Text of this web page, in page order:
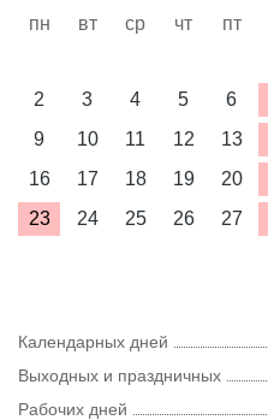
пн вт ср чт пт
2
3 4 5 6
9
10 11 12 13
16
17 18 19 20
23
24 25 26 27
Календарных дней
Выходных и праздничных
Рабочих дней